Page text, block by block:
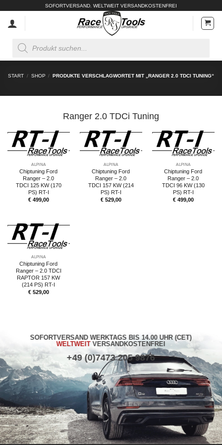
springen
SOFORTVERSAND. WELTWEIT VERSANDKOSTENFREI
search
START / SHOP / PRODUKTE VERSCHLAGWORTET MIT „RANGER 2.0 TDCI TUNING“
Ranger 2.0 TDCi Tuning
ALPINA
Chiptuning Ford
Ranger – 2.0
TDCI 125 KW (170
PS) RT-I
€499,00
ALPINA
Chiptuning Ford
Ranger – 2.0
TDCI 157 KW (214
PS) RT-I
€529,00
ALPINA
Chiptuning Ford
Ranger – 2.0
TDCI 96 KW (130
PS) RT-I
€499,00
ALPINA
Chiptuning Ford
Ranger – 2.0 TDCI
RAPTOR 157 KW
(214 PS) RT-I
€529,00
SOFORTVERSAND WERKTAGS BIS 14.00 UHR (CET)
WELTWEITVERSANDKOSTENFREI
+49 (0)7473 205 9876